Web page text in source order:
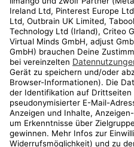
Kundenservice
Shop
Aktionen
Travel